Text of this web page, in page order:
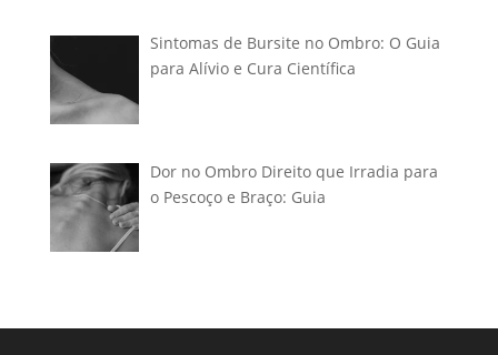
Sintomas de Bursite no Ombro: O Guia
para Alívio e Cura Científica
Dor no Ombro Direito que Irradia para
o Pescoço e Braço: Guia